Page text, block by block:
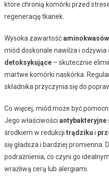
które chronią komórki przed
regenerację tkanek.
Wysoka zawartośćaminokwasów
miód doskonale nawilża i odżywia
detoksykujące– skutecznie
martwe komórki naskórka.
składnika przyczynia się do
Co więcej, miód może być
Jego właściwości antybakteryjne
środkiem w redukcji trądziku i
się gładsza i bardziej promienna.
podrażnienia, co czyni go
wrażliwą cerą lub alergiami.